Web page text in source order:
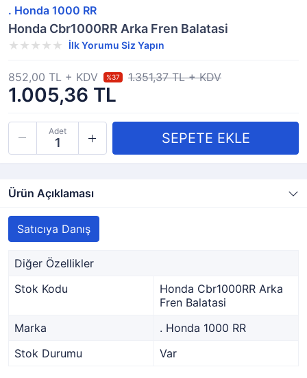
. Honda 1000 RR
Honda Cbr1000RR Arka Fren Balatasi
İlk Yorumu Siz Yapın
1.005,36 TL
852,00 TL + KDV %37 1.351,37 TL + KDV
Adet
Ürün Açıklaması
Satıcıya Danış
Diğer Özellikler
Stok Kodu
Honda Cbr1000RR Arka
Fren Balatasi
Marka
. Honda 1000 RR
Stok Durumu
Var